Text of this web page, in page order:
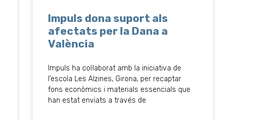
Impuls dona suport als
afectats per la Dana a
València
Impuls ha col·laborat amb la iniciativa de
l’escola Les Alzines, Girona, per recaptar
fons econòmics i materials essencials que
han estat enviats a través de